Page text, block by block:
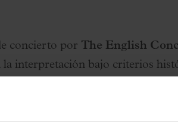
concierto por The English
la interpretación bajo criterios
con la participación del
director) y deJeanine De Bique